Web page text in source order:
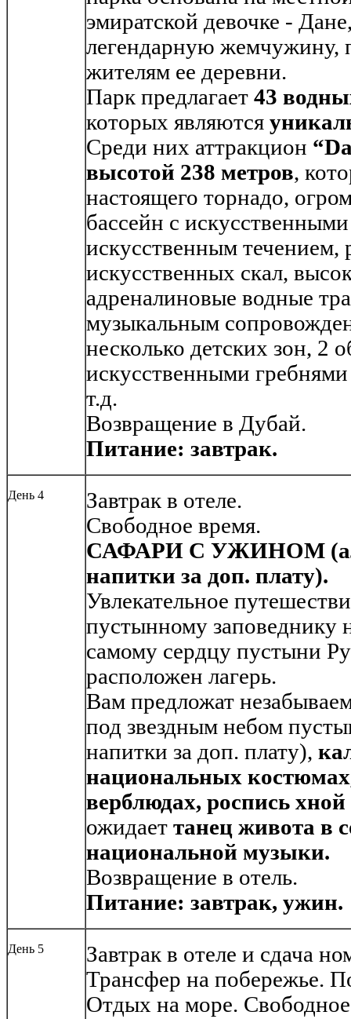
эмиратской девочке -
легендарную жемчужину,
жителям ее деревни.
Парк предлагает 43
которых являются
Среди них аттракцион
высотой 238 метров,
настоящего торнадо,
бассейн с
искусственным течением,
искусственных скал,
адреналиновые водные
музыкальным
несколько детских зон, 2
искусственными
т.д.
Возвращение в Дубай.
Питание: завтрак.
День 4
Завтрак в отеле.
Свободное время.
САФАРИ С УЖИНОМ
напитки за доп. плату).
Увлекательное
пустынному
самому сердцу пустыни
расположен лагерь.
Вам предложат
под звездным небом
напитки за доп. плату),
национальных
верблюдах, роспись хной
ожидает танец живота в
национальной музыки.
Возвращение в отель.
Питание: завтрак, ужин.
День 5
Завтрак в отеле и сдача
Трансфер на побережье.
Отдых на море.